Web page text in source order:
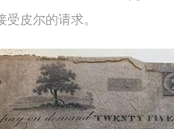
皮尔的请求。
意识。
华人民共和国的相关法律、法规
意识。
华人民共和国的相关法律、法规
意识。
华人民共和国的相关法律、法规